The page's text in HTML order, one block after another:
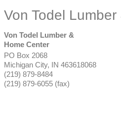
Von Todel
Von Todel Lumber &
Home Center
PO Box 2068
Michigan City, IN 463618068
(219) 879-8484
(219) 879-6055 (fax)